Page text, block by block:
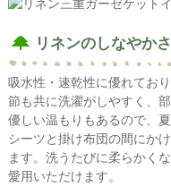
リネンのしなやか
吸水性・速乾性に優れてお
節も共に洗濯がしやすく、
優しい温もりもあるので、
シーツと掛け布団の間にか
ます。洗うたびに柔らかく
愛用いただけます。